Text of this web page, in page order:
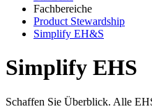
Fachbereiche
Product Stewardship
Simplify EH&S
Simplify EHS
Schaffen Sie Überblick. Alle